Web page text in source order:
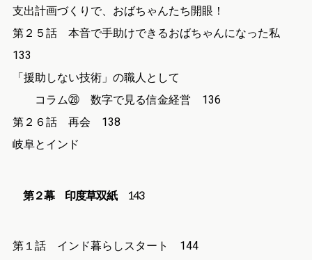
支出計画づくりで、おばちゃんたち開眼！
第２５話 本音で手助けできるおばちゃんになった私
133
「援助しない技術」の職人として
コラム㉘ 数字で見る信金経営 136
第２６話 再会 138
岐阜とインド
第２幕 印度草双紙 143
第１話 インド暮らしスタート 144